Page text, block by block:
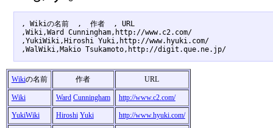
, Wikiの名前  ,  作者  , URL
,Wiki,Ward Cunningham,http://www.c2.com/
,YukiWiki,Hiroshi Yuki,http://www.hyuki.com/
,WalWiki,Makio Tsukamoto,http://digit.que.ne.jp/
Wikiの名前 作者 URL
Wiki Ward Cunningham http://www.c2.com/
YukiWiki Hiroshi Yuki http://www.hyuki.com/